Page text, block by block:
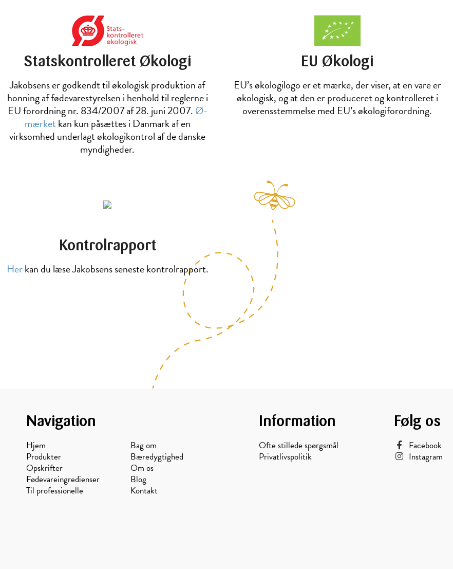
Statskontrolleret Økologi
Jakobsens er godkendt til økologisk produktion af
honning af fødevarestyrelsen i henhold til reglerne i
EU forordning nr. 834/2007 af 28. juni 2007. Ø-
mærket kan kun påsættes i Danmark af en
virksomhed underlagt økologikontrol af de danske
myndigheder.
EU Økologi
EU’s økologilogo er et mærke, der viser, at en vare er
økologisk, og at den er produceret og kontrolleret i
overensstemmelse med EU’s økologiforordning.
Kontrolrapport
Herkan du læse Jakobsens seneste kontrolrapport.
Navigation
Hjem
Produkter
Opskrifter
Fødevareingredienser
Til professionelle
Bag om
Bæredygtighed
Om os
Blog
Kontakt
Information
Ofte stillede spørgsmål
Privatlivspolitik
Følg os
Facebook
Instagram